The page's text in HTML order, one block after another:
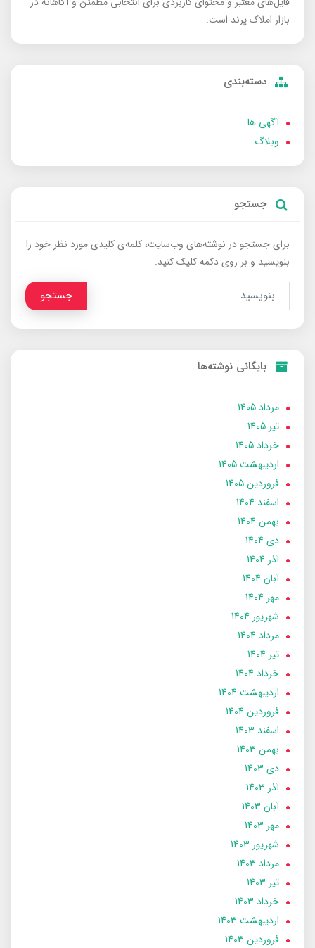
بازار املاک پرند است.
دسته‌بندی
آگهی ها
وبلاگ
جستجو
برای جستجو در نوشته‌های وب‌سایت، کلمه‌ی کلیدی مورد نظر خود را
بنویسید و بر روی دکمه کلیک کنید.
جستجو
بایگانی نوشته‌ها
مرداد 1405
تير 1405
خرداد 1405
ارديبهشت 1405
فروردین 1405
اسفند 1404
بهمن 1404
دی 1404
آذر 1404
آبان 1404
مهر 1404
شهریور 1404
مرداد 1404
تير 1404
خرداد 1404
ارديبهشت 1404
فروردین 1404
اسفند 1403
بهمن 1403
دی 1403
آذر 1403
آبان 1403
مهر 1403
شهریور 1403
مرداد 1403
تير 1403
خرداد 1403
ارديبهشت 1403
فروردین 1403